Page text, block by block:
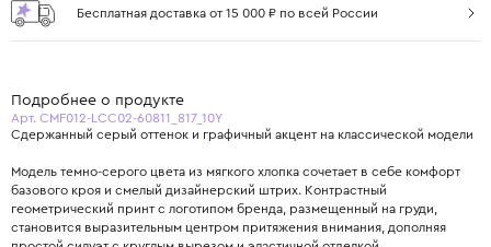
Бесплатная доставка от 15 000 ₽ по всей России
Подробнее о продукте
Арт. CMF012-LCC02-60811_817_10Y
Сдержанный серый оттенок и графичный акцент на классической модели
Модель темно-серого цвета из мягкого хлопка сочетает в себе комфорт
базового кроя и смелый дизайнерский штрих. Контрастный
геометрический принт с логотипом бренда, размещенный на груди,
становится выразительным центром притяжения внимания, дополняя